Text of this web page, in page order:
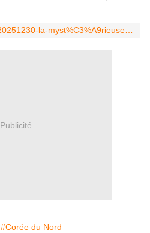
Publicité
#Corée du Nord